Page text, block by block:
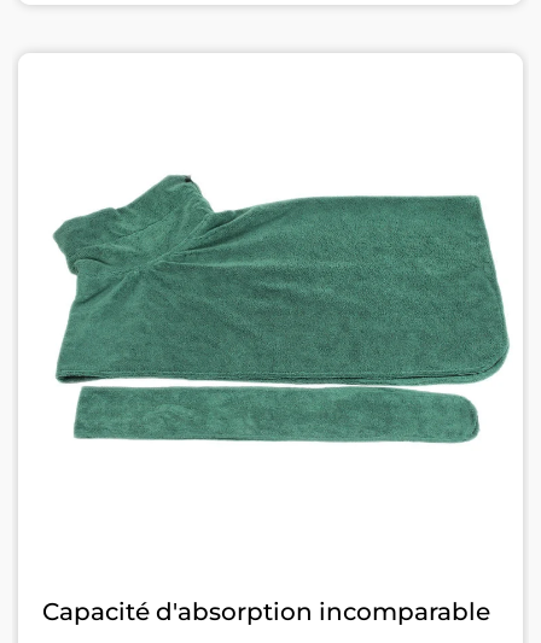
Capacité d'absorption incomparable